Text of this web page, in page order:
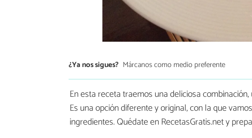
¿Ya nos sigues? Márcanos como medio preferente
En esta receta traemos una deliciosa combinación,
Es una opción diferente y original, con la que
ingredientes. Quédate en RecetasGratis.net y